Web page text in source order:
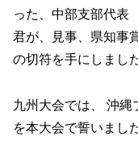
った、中部支部代
君が、見事、県知事
の切符を手にしまし
九州大会では、 沖縄
を本大会で誓いまし